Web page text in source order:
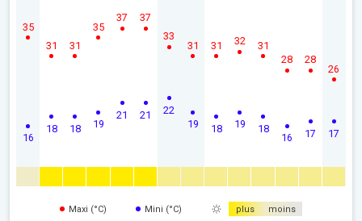
16
35
18
31
18
31
19
35
21
37
21
37
22
33
19
31
18
31
19
32
18
31
16
28
17
28
17
26
Maxi (°C) Mini (°C) plus moins